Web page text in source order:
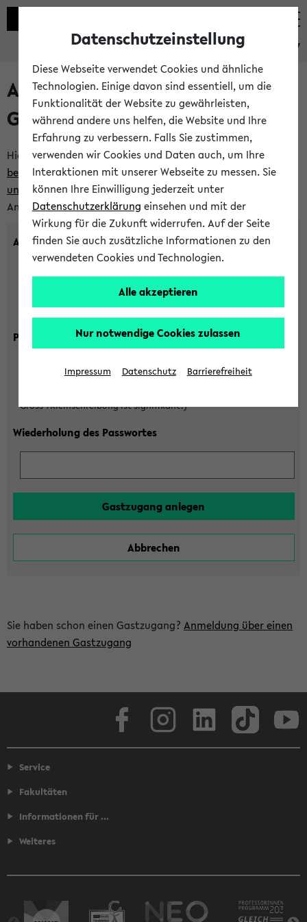
eKVV
Anlegen eines neuen
Gastzugangs
Hier können Sie einen neuen Gastzugang anlegen.Bitte
beachten Sie die Einschränkungen, denen Gastzugänge
unterworfen sind. Tragen Sie den gewünschten
Anmeldenamen und Ihr Passwort ein:
Anmeldename
(3 bis 20 Zeichen, nur Buchstaben A-Z und Ziffern 0-9,
Gross-/Kleinschreibung ist signifikant!)
Passwort
Gross-/Kleinschreibung ist signifikant!)
Wiederholung des Passwortes
Sie haben schon einen Gastzugang? Anmeldung über einen
vorhandenen Gastzugang
Service
Fakultäten
Informationen für ...
Weiteres
Datenschutzeinstellung
Diese Webseite verwendet Cookies und ähnliche
Technologien. Einige davon sind essentiell, um die
Funktionalität der Website zu gewährleisten,
während andere uns helfen, die Website und Ihre
Erfahrung zu verbessern. Falls Sie zustimmen,
verwenden wir Cookies und Daten auch, um Ihre
Interaktionen mit unserer Webseite zu messen. Sie
können Ihre Einwilligung jederzeit unter
Datenschutzerklärung einsehen und mit der
Wirkung für die Zukunft widerrufen. Auf der Seite
finden Sie auch zusätzliche Informationen zu den
verwendeten Cookies und Technologien.
Alle akzeptieren
Nur notwendige Cookies zulassen
Impressum Datenschutz Barrierefreiheit